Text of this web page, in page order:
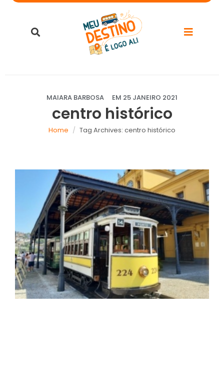
MAIARA BARBOSA EM 25 JANEIRO 2021
centro histórico
Home Tag Archives: centro histórico